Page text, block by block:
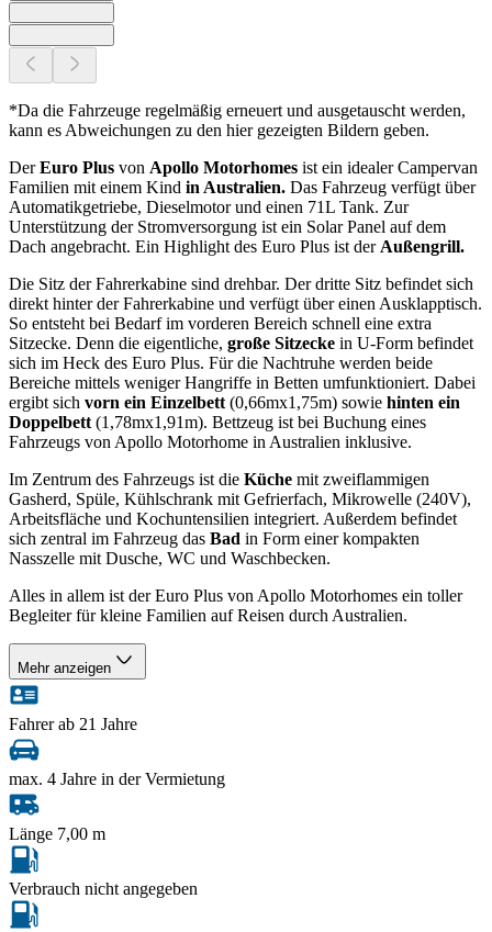
*Da die Fahrzeuge regelmäßig erneuert und ausgetauscht werden,
kann es Abweichungen zu den hier gezeigten Bildern geben.
DerEuro Plus von Apollo Motorhomes ist ein idealer Campervan
Familien mit einem Kind in Australien. Das Fahrzeug verfügt über
Automatikgetriebe, Dieselmotor und einen 71L Tank. Zur
Unterstützung der Stromversorgung ist ein Solar Panel auf dem
Dach angebracht. Ein Highlight des Euro Plus ist der Außengrill.
Die Sitz der Fahrerkabine sind drehbar. Der dritte Sitz befindet sich
direkt hinter der Fahrerkabine und verfügt über einen Ausklapptisch.
So entsteht bei Bedarf im vorderen Bereich schnell eine extra
Sitzecke. Denn die eigentliche, große Sitzecke in U-Form befindet
sich im Heck des Euro Plus. Für die Nachtruhe werden beide
Bereiche mittels weniger Hangriffe in Betten umfunktioniert. Dabei
ergibt sich vorn ein Einzelbett (0,66mx1,75m) sowie hinten ein
Doppelbett (1,78mx1,91m). Bettzeug ist bei Buchung eines
Fahrzeugs von Apollo Motorhome in Australien inklusive.
Im Zentrum des Fahrzeugs ist die Küche mit zweiflammigen
Gasherd, Spüle, Kühlschrank mit Gefrierfach, Mikrowelle (240V),
Arbeitsfläche und Kochuntensilien integriert. Außerdem befindet
sich zentral im Fahrzeug das Bad in Form einer kompakten
Nasszelle mit Dusche, WC und Waschbecken.
Alles in allem ist der Euro Plus von Apollo Motorhomes ein toller
Begleiter für kleine Familien auf Reisen durch Australien.
Mehr anzeigen
Fahrer ab 21 Jahre
max. 4 Jahre in der Vermietung
Länge 7,00 m
Verbrauch nicht angegeben